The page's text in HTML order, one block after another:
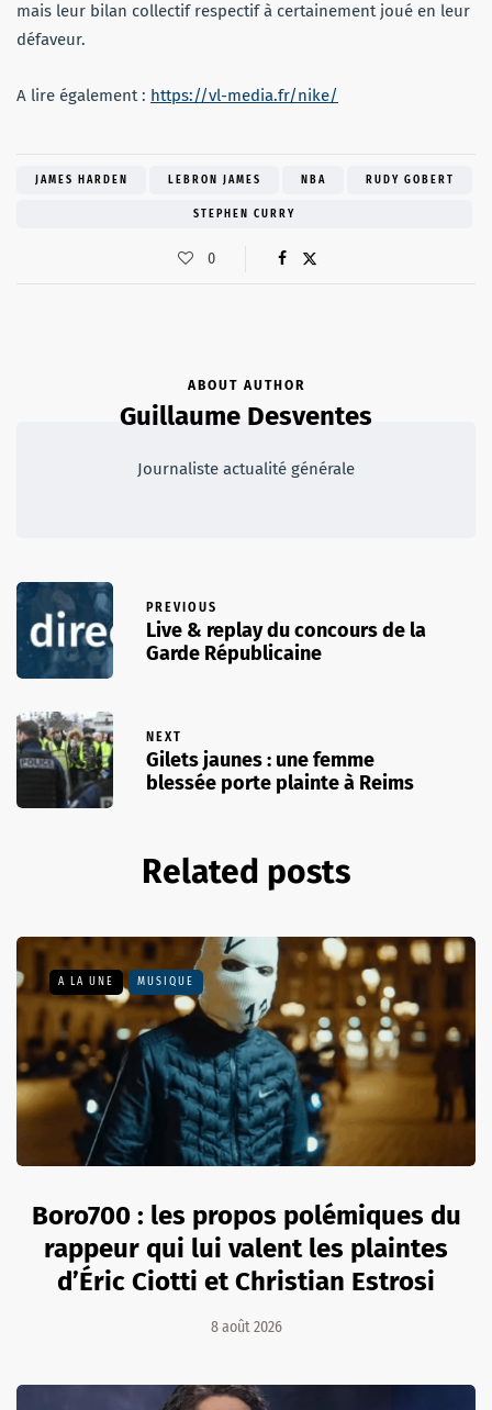
mais leur bilan collectif respectif à certainement joué en leur
défaveur.
A lire également : https://vl-media.fr/nike/
JAMES HARDEN LEBRON JAMES NBA RUDY GOBERT
STEPHEN CURRY
0
ABOUT AUTHOR
Guillaume Desventes
Journaliste actualité générale
PREVIOUS
Live & replay du concours de la
Garde Républicaine
NEXT
Gilets jaunes : une femme
blessée porte plainte à Reims
Related posts
A LA UNE MUSIQUE
Boro700 : les propos polémiques du
rappeur qui lui valent les plaintes
d’Éric Ciotti et Christian Estrosi
8 août 2026